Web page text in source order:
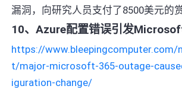
漏洞，向研究人员支付了8500美元的赏
10、Azure配置错误引发
https://
t/major-microsoft-365-outage-
iguration-change/